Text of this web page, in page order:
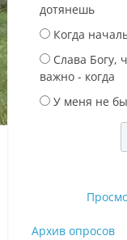
дотянешь
Когда
Слава Богу,
важно - когда
У меня не
Архив опросов